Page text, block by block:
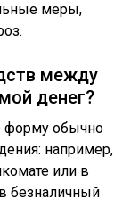
меры,
между
денег?
форму обычно
например,
или в
безналичный